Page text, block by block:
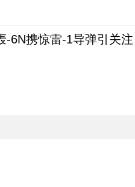
-6N携惊雷-1导弹引关注